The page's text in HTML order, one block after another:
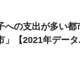
への支出が多い
」【2021年データ